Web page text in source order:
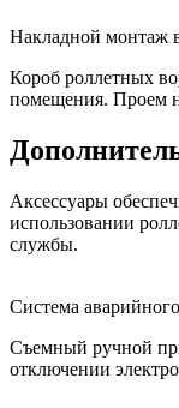
Накладной монтаж
Короб роллетных
помещения. Проем
Аксессуары
использовании
службы.
Система
Съемный ручной
отключении